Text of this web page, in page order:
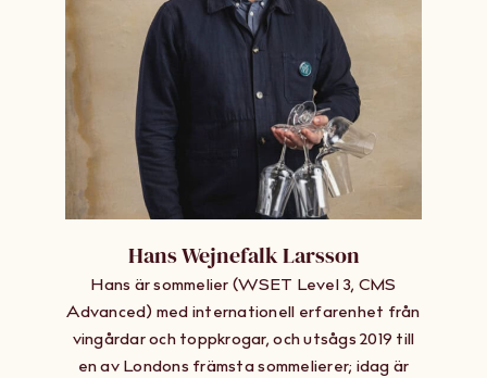
Hans Wejnefalk Larsson
Hans är sommelier (WSET Level 3, CMS
Advanced) med internationell erfarenhet från
vingårdar och toppkrogar, och utsågs 2019 till
en av Londons främsta sommelierer; idag är